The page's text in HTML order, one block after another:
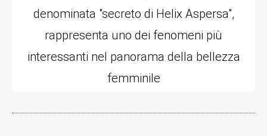
denominata "secreto di Helix Aspersa",
rappresenta uno dei fenomeni più
interessanti nel panorama della bellezza
femminile